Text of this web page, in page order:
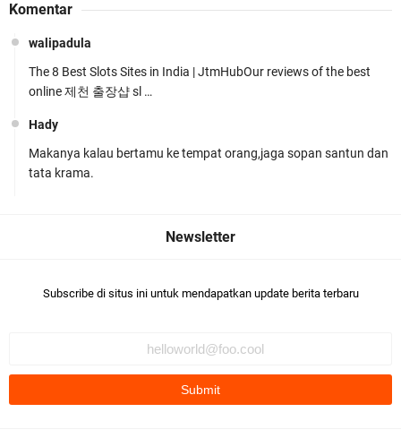
Gelar Apel Pembukaan PORSENAP
LPKA Lombok Tengah Ikuti Kegiatan Donor
Jelang HUT RI ke_81 _Kunker Kapolri Polda NTB
Gelar Apel Siaga Kamtibmas Serentak
Komentar
walipadula
The 8 Best Slots Sites in India | JtmHubOur reviews of the best
online 제천 출장샵 sl …
Hady
Makanya kalau bertamu ke tempat orang,jaga sopan santun dan
tata krama.
Subscribe di situs ini untuk mendapatkan update berita terbaru